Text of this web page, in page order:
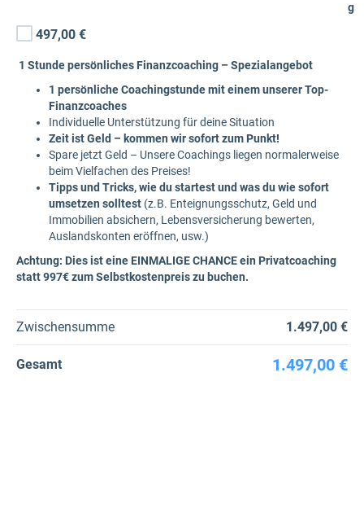
g
497,00 €
1 Stunde persönliches Finanzcoaching – Spezialangebot
1 persönliche Coachingstunde mit einem unserer Top-
Finanzcoaches
Individuelle Unterstützung für deine Situation
Zeit ist Geld – kommen wir sofort zum Punkt!
Spare jetzt Geld – Unsere Coachings liegen normalerweise
beim Vielfachen des Preises!
Tipps und Tricks, wie du startest und was du wie sofort
umsetzen solltest (z.B. Enteignungsschutz, Geld und
Immobilien absichern, Lebensversicherung bewerten,
Auslandskonten eröffnen, usw.)
Achtung: Dies ist eine EINMALIGE CHANCE ein Privatcoaching
statt 997€ zum Selbstkostenpreis zu buchen.
Zwischensumme 1.497,00 €
Gesamt 1.497,00 €